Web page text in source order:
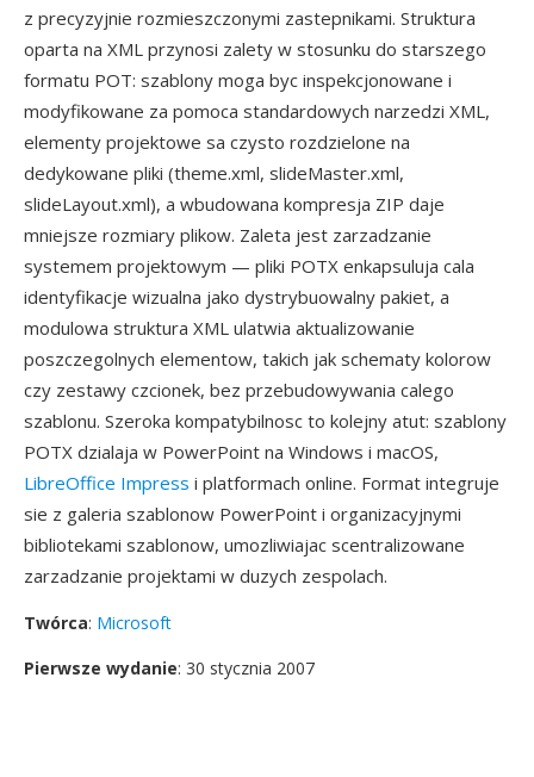
z precyzyjnie rozmieszczonymi zastepnikami. Struktura
oparta na XML przynosi zalety w stosunku do starszego
formatu POT: szablony moga byc inspekcjonowane i
modyfikowane za pomoca standardowych narzedzi XML,
elementy projektowe sa czysto rozdzielone na
dedykowane pliki (theme.xml, slideMaster.xml,
slideLayout.xml), a wbudowana kompresja ZIP daje
mniejsze rozmiary plikow. Zaleta jest zarzadzanie
systemem projektowym — pliki POTX enkapsuluja cala
identyfikacje wizualna jako dystrybuowalny pakiet, a
modulowa struktura XML ulatwia aktualizowanie
poszczegolnych elementow, takich jak schematy kolorow
czy zestawy czcionek, bez przebudowywania calego
szablonu. Szeroka kompatybilnosc to kolejny atut: szablony
POTX dzialaja w PowerPoint na Windows i macOS,
LibreOffice Impress i platformach online. Format integruje
sie z galeria szablonow PowerPoint i organizacyjnymi
bibliotekami szablonow, umozliwiajac scentralizowane
zarzadzanie projektami w duzych zespolach.
Twórca: Microsoft
Pierwsze wydanie: 30 stycznia 2007